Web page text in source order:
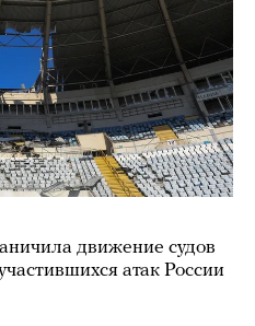
движение судов
атак России